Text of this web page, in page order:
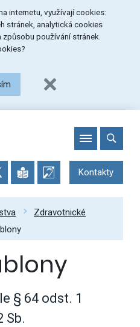
internetu, využívají cookies:
stránek, analytická cookies
používání stránek.
Kontakty
Zdravotnické
§ 64 odst. 1
Sb.